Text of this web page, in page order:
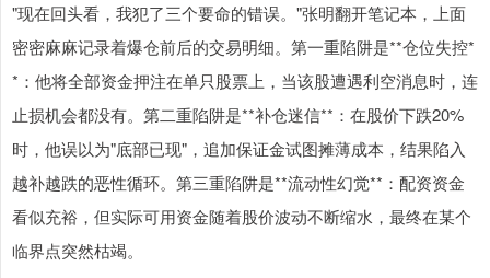
"现在回头看，我犯了三个要命的错误。"张明翻开笔记本，上面
密密麻麻记录着爆仓前后的交易明细。第一重陷阱是**仓位失控*
*：他将全部资金押注在单只股票上，当该股遭遇利空消息时，连
止损机会都没有。第二重陷阱是**补仓迷信**：在股价下跌20%
时，他误以为"底部已现"，追加保证金试图摊薄成本，结果陷入
越补越跌的恶性循环。第三重陷阱是**流动性幻觉**：配资资金
看似充裕，但实际可用资金随着股价波动不断缩水，最终在某个
临界点突然枯竭。